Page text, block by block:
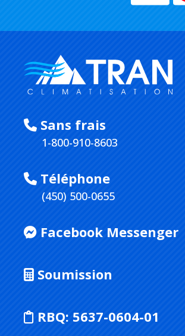
Sans frais
1-800-910-8603
Téléphone
(450) 500-0655
Facebook Messenger
Soumission
RBQ: 5637-0604-01